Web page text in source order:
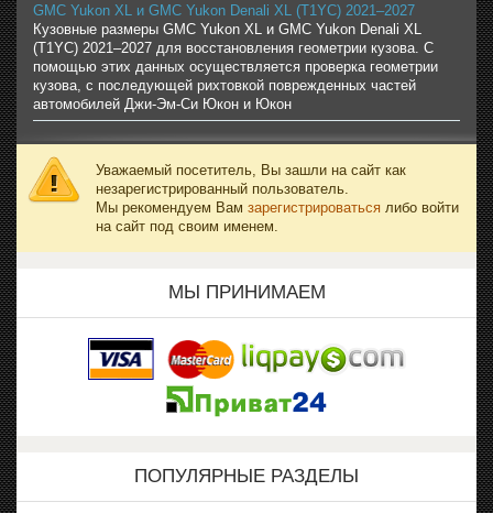
GMC Yukon XL и GMC Yukon Denali XL (T1YC) 2021–2027
Кузовные размеры GMC Yukon XL и GMC Yukon Denali XL
(T1YC) 2021–2027 для восстановления геометрии кузова. С
помощью этих данных осуществляется проверка геометрии
кузова, с последующей рихтовкой поврежденных частей
автомобилей Джи-Эм-Си Юкон и Юкон
Уважаемый посетитель, Вы зашли на сайт как
незарегистрированный пользователь.
Мы рекомендуем Вам зарегистрироваться либо войти
на сайт под своим именем.
МЫ ПРИНИМАЕМ
ПОПУЛЯРНЫЕ РАЗДЕЛЫ